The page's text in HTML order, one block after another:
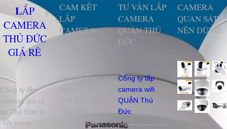
LẮP
CAMERA
THỦ ĐỨC
GIÁ RẺ
Công ty lắp
camera giá rẻ
tại Thủ Đức là
một trong
CAM KẾT
LẮP
CAMERA
Công ty lắp
luôn lấy chất
TƯ VẤN LẮP
CAMERA
QUẬN THỦ
ĐỨC
Công ty lắp
camera wifi
QUẬN Thủ
Đức
CAMERA
QUAN SÁT
NÊN DÙNG